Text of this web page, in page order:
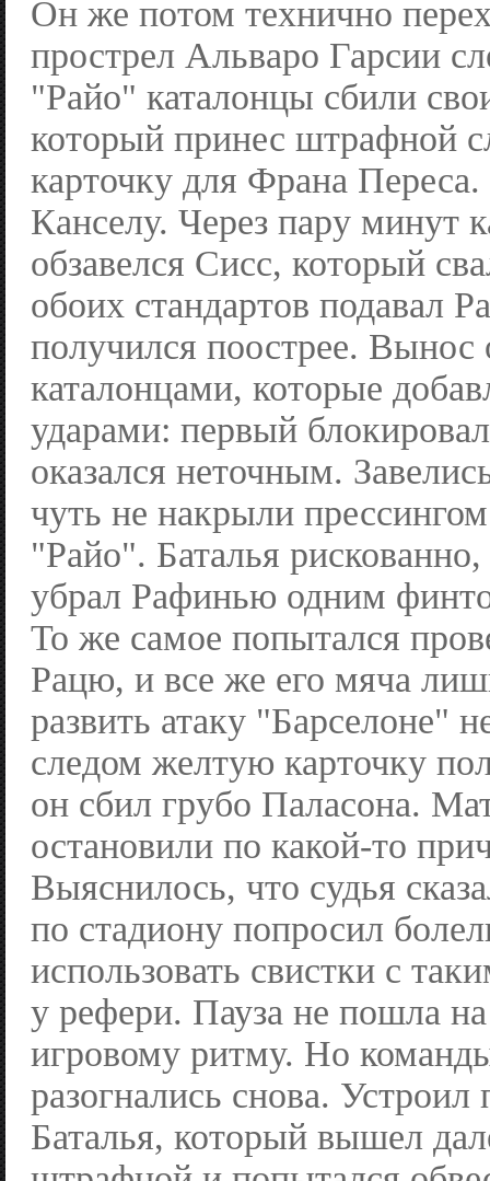
Он же потом технично
прострел Альваро Гарсии
"Райо" каталонцы сбили
который принес штрафной
карточку для Франа
Канселу. Через пару минут
обзавелся Сисс, который
обоих стандартов подавал
получился поострее. Вынос
каталонцами, которые
ударами: первый
оказался неточным.
чуть не накрыли
"Райо". Баталья
убрал Рафинью одним
То же самое попытался
Рацю, и все же его мяча
развить атаку "Барселоне"
следом желтую карточку
он сбил грубо Паласона.
остановили по какой-то
Выяснилось, что судья
по стадиону попросил
использовать свистки с
у рефери. Пауза не пошла
игровому ритму. Но
разогнались снова. Устроил
Баталья, который вышел